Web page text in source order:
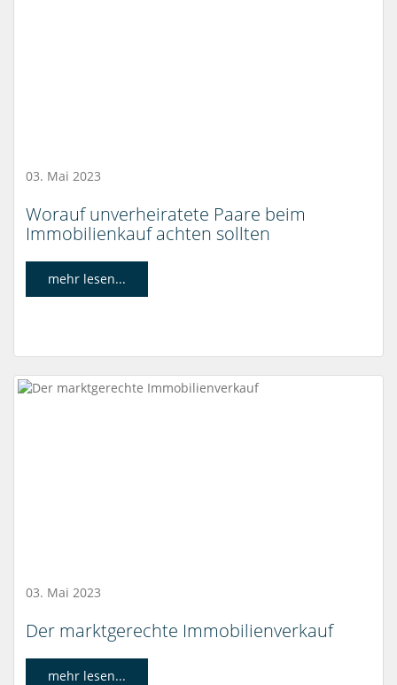
03. Mai 2023
Worauf unverheiratete Paare beim
Immobilienkauf achten sollten
mehr lesen...
03. Mai 2023
Der marktgerechte Immobilienverkauf
mehr lesen...